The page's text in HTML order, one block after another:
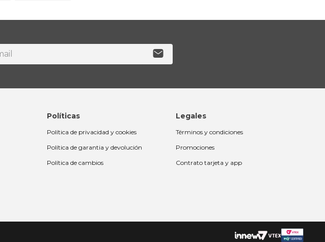
Políticas
Política de privacidad y cookies
Política de garantia y devolución
Política de cambios
Legales
Términos y condiciones
Promociones
Contrato tarjeta y app